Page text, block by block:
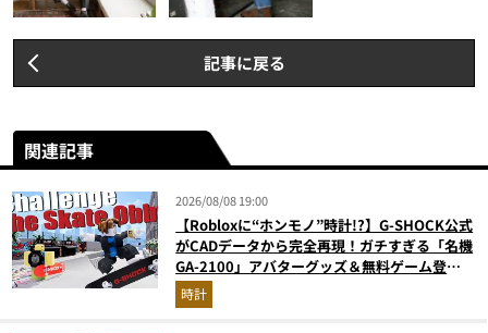
記事に戻る
関連記事
2026/08/08 19:00
【Robloxに“ホンモノ”時計!?】G-SHOCK公式
がCADデータから完全再現！ガチすぎる「名機
GA-2100」アバターグッズ＆無料ゲーム登場
が見逃せない
時計